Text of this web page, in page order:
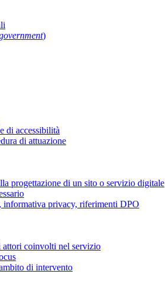
)
di accessibilità
di attuazione
progettazione di un sito o servizio digitale
informativa privacy, riferimenti DPO
attori coinvolti nel servizio
di intervento